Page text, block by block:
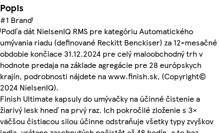
Popis
#1 Brandᴵ
ᴵPodľa dát NielsenIQ RMS pre kategóriu Automatického
umývania riadu (definované Reckitt Benckiser) za 12-mesačné
obdobie končiace 31.12.2024 pre celý maloobchodný trh v
hodnote predaja na základe agregácie pre 28 európskych
krajín, podrobnosti nájdete na www.finish.sk, (Copyright©
2024 NielsenIQ).
Finish Ultimate kapsuly do umývačky na účinné čistenie a
žiarivý lesk hneď na prvý raz. Ich pokročilé zloženie s 3×
väčšou čistiacou silou účinne odstraňuje všetky typy zvyškov